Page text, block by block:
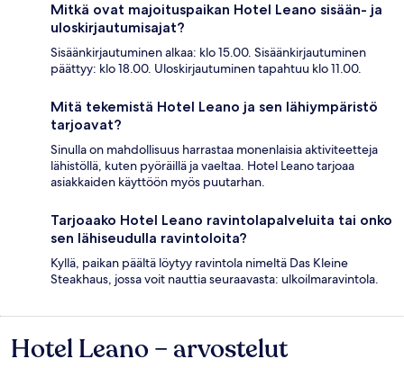
Mitkä ovat majoituspaikan Hotel Leano sisään- ja
uloskirjautumisajat?
Sisäänkirjautuminen alkaa: klo 15.00. Sisäänkirjautuminen
päättyy: klo 18.00. Uloskirjautuminen tapahtuu klo 11.00.
Mitä tekemistä Hotel Leano ja sen lähiympäristö
tarjoavat?
Sinulla on mahdollisuus harrastaa monenlaisia aktiviteetteja
lähistöllä, kuten pyöräillä ja vaeltaa. Hotel Leano tarjoaa
asiakkaiden käyttöön myös puutarhan.
Tarjoaako Hotel Leano ravintolapalveluita tai onko
sen lähiseudulla ravintoloita?
Kyllä, paikan päältä löytyy ravintola nimeltä Das Kleine
Steakhaus, jossa voit nauttia seuraavasta: ulkoilmaravintola.
Arvostelut
Hotel Leano – arvostelut